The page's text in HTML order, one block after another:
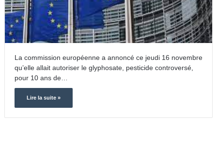
La commission européenne a annoncé ce jeudi 16 novembre
qu’elle allait autoriser le glyphosate, pesticide controversé,
pour 10 ans de…
Lire la suite »